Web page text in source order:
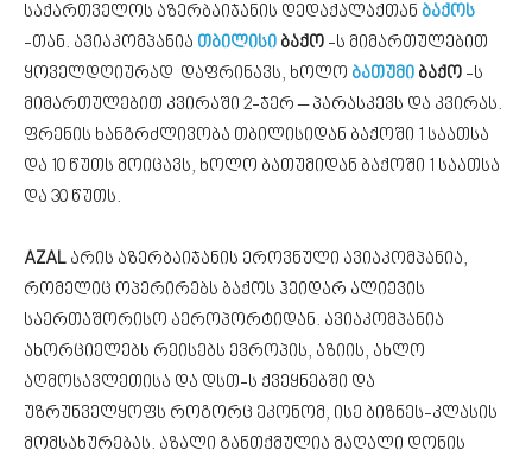
საქართველოს აზერბაიჯანის დედაქალაქთან ბაქოს
-თან. ავიაკომპანია თბილისი ბაქო -ს მიმართულებით
ყოველდღიურად დაფრინავს, ხოლო ბათუმი ბაქო -ს
მიმართულებით კვირაში 2-ჯერ – პარასკევს და კვირას.
ფრენის ხანგრძლივობა თბილისიდან ბაქოში 1 საათსა
და 10 წუთს მოიცავს, ხოლო ბათუმიდან ბაქოში 1 საათსა
და 30 წუთს.
AZAL არის აზერბაიჯანის ეროვნული ავიაკომპანია,
რომელიც ოპერირებს ბაქოს ჰეიდარ ალიევის
საერთაშორისო აეროპორტიდან. ავიაკომპანია
ახორციელებს რეისებს ევროპის, აზიის, ახლო
აღმოსავლეთისა და დსთ-ს ქვეყნებში და
უზრუნველყოფს როგორც ეკონომ, ისე ბიზნეს-კლასის
მომსახურებას. აზალი განთქმულია მაღალი დონის